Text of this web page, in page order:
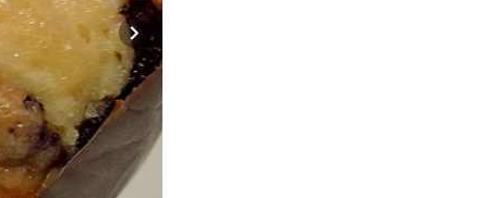
Next slide